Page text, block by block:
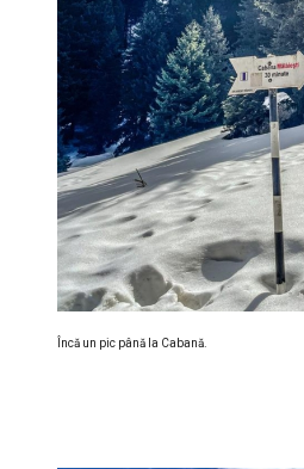
Încă un pic până la Cabană.